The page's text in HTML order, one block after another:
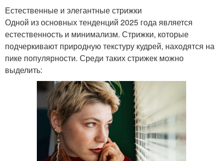
Естественные и элегантные стрижки
Одной из основных тенденций 2025 года является
естественность и минимализм. Стрижки, которые
подчеркивают природную текстуру кудрей, находятся на
пике популярности. Среди таких стрижек можно
выделить: